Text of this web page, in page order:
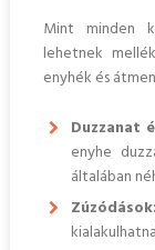
Mint minden
lehetnek
enyhék és
Duzzanat
enyhe
általában
Zúzódások: